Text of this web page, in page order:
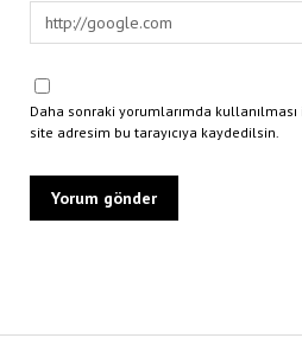
Daha sonraki yorumlarımda
site adresim bu tarayıcıya kaydedilsin.